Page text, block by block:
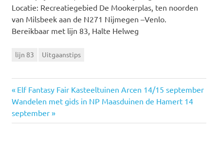
Locatie: Recreatiegebied De Mookerplas, ten noorden
van Milsbeek aan de N271 Nijmegen –Venlo.
Bereikbaar met lijn 83, Halte Helweg
lijn 83 Uitgaanstips
Bericht
navigatie
Vorige
bericht:
Elf Fantasy Fair Kasteeltuinen Arcen 14/15 september
Volgende
bericht:
Wandelen met gids in NP Maasduinen de Hamert 14
september